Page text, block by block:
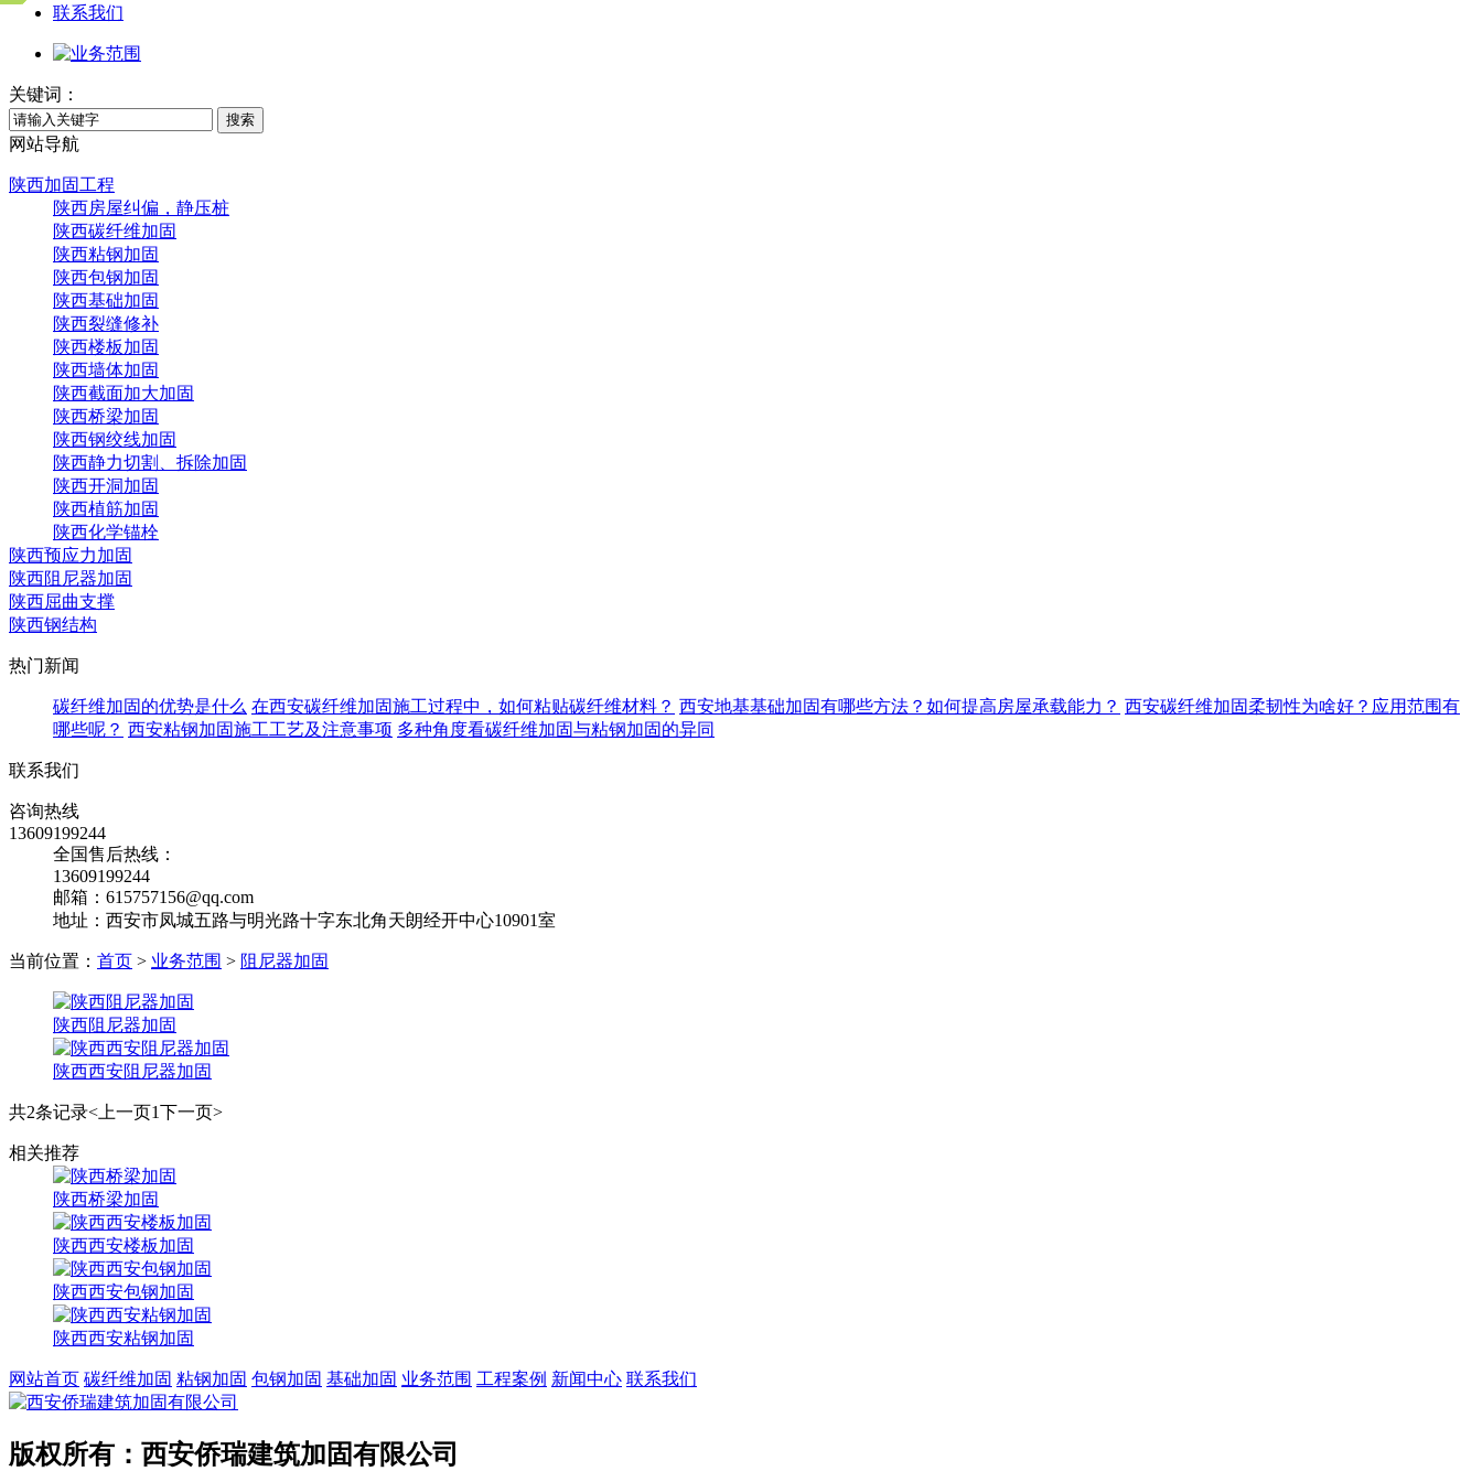
联系我们
关键词：
搜索
网站导航
陕西加固工程
陕西房屋纠偏，静压桩
陕西碳纤维加固
陕西粘钢加固
陕西包钢加固
陕西基础加固
陕西裂缝修补
陕西楼板加固
陕西墙体加固
陕西截面加大加固
陕西桥梁加固
陕西钢绞线加固
陕西静力切割、拆除加固
陕西开洞加固
陕西植筋加固
陕西化学锚栓
陕西预应力加固
陕西阻尼器加固
陕西屈曲支撑
陕西钢结构
热门新闻
碳纤维加固的优势是什么 在西安碳纤维加固施工过程中，如何粘贴碳纤维材料？ 西安地基基础加固有哪些方法？如何提高房屋承载能力？ 西安碳纤维加固柔韧性为啥好？应用范围有
哪些呢？ 西安粘钢加固施工工艺及注意事项 多种角度看碳纤维加固与粘钢加固的异同
联系我们
咨询热线
13609199244
全国售后热线：
13609199244
邮箱：615757156@qq.com
地址：西安市凤城五路与明光路十字东北角天朗经开中心10901室
当前位置： 首页 > 业务范围 > 阻尼器加固
陕西阻尼器加固
陕西西安阻尼器加固
共2条记录<上一页1下一页>
相关推荐
陕西桥梁加固
陕西西安楼板加固
陕西西安包钢加固
陕西西安粘钢加固
网站首页 碳纤维加固 粘钢加固 包钢加固 基础加固 业务范围 工程案例 新闻中心 联系我们
版权所有：西安侨瑞建筑加固有限公司